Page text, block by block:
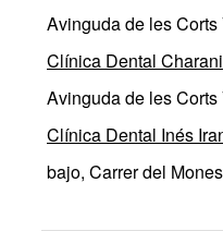
Avinguda de les
Clínica Dental Charani
Avinguda de les
Clínica Dental Inés
bajo, Carrer del